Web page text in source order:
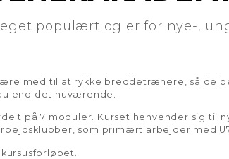
populært og er for nye-,
med til at rykke breddetrænere, så de
end det nuværende.
på 7 moduler. Kurset henvender sig til
som primært arbejder med